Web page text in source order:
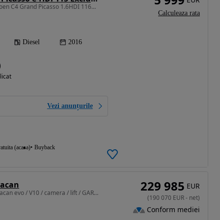
1560 cm3 • 116 CP • Citroen C4 Grand Picasso 1.6HDI 116Cp Euro6B 7 LOCURI
Diesel 2016
Vezi anunțurile
(acasa) Buyback
Calculeaza rata
5204 cm3 • 602 CP • Huracan evo / V10 / camera / lift / GARANTIE 229 985 EUR
(190 070 EUR- net)
Conform mediei